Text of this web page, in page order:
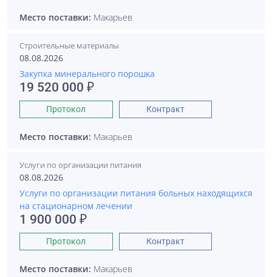
Место поставки: Макарьев
Строительные материалы
08.08.2026
Закупка минерального порошка
19 520 000 ₽
Протокол Контракт
Место поставки: Макарьев
Услуги по организации питания
08.08.2026
Услуги по организации питания больных находящихся
на стационарном лечении
1 900 000 ₽
Протокол Контракт
Место поставки: Макарьев